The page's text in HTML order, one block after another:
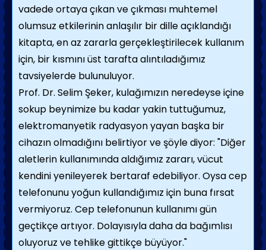
vadede ortaya çıkan ve çıkması muhtemel
olumsuz etkilerinin anlaşılır bir dille açıklandığı
kitapta, en az zararla gerçekleştirilecek kullanım
için, bir kısmını üst tarafta alıntıladığımız
tavsiyelerde bulunuluyor.
Prof. Dr. Selim Şeker, kulağımızın neredeyse içine
sokup beynimize bu kadar yakin tuttuğumuz,
elektromanyetik radyasyon yayan başka bir
cihazın olmadığını belirtiyor ve şöyle diyor: "Diğer
aletlerin kullanımında aldığımız zararı, vücut
kendini yenileyerek bertaraf edebiliyor. Oysa cep
telefonunu yoğun kullandığımız için buna fırsat
vermiyoruz. Cep telefonunun kullanımı gün
geçtikçe artıyor. Dolayısıyla daha da bağımlısı
oluyoruz ve tehlike gittikçe büyüyor."